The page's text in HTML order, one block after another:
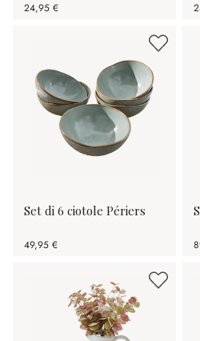
24,95 €
Set di 6 ciotole Périers
49,95 €